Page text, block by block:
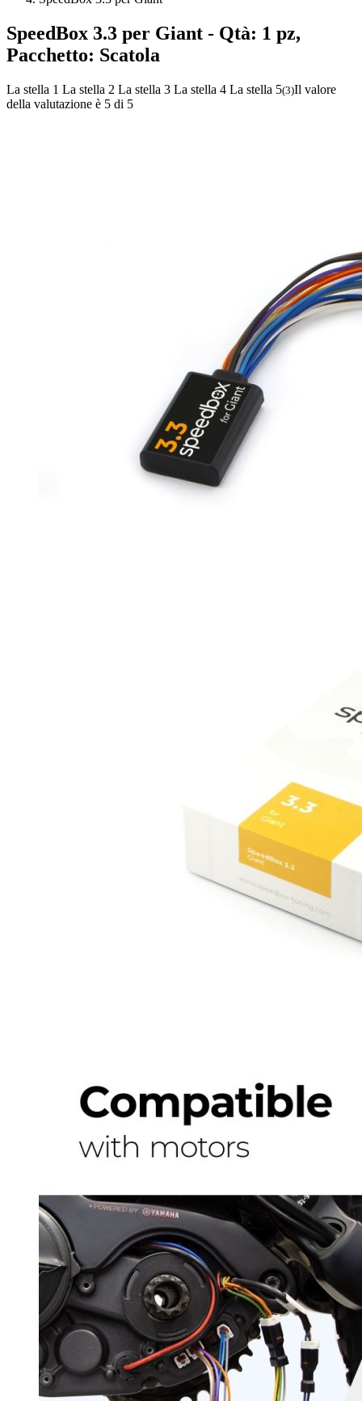
SpeedBox 3.3 per Giant - Qtà: 1 pz,
Pacchetto: Scatola
La stella 1 La stella 2 La stella 3 La stella 4 La stella 5(3)Il valore
della valutazione è 5 di 5